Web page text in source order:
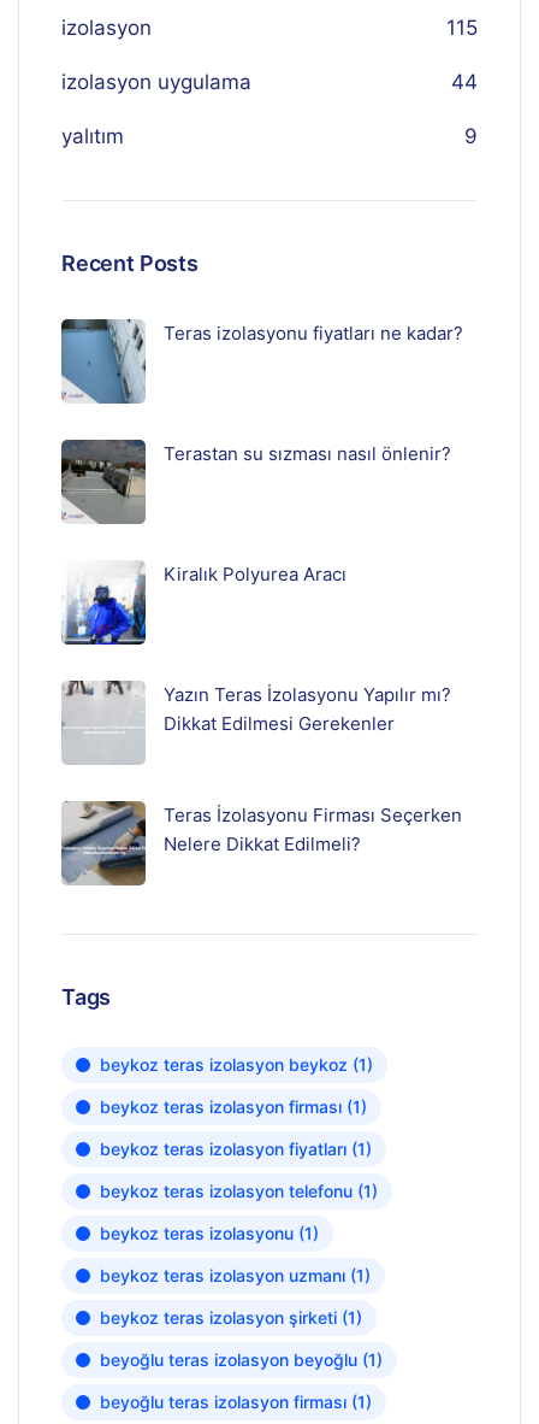
izolasyon 115
izolasyon uygulama 44
yalıtım 9
Recent Posts
Teras izolasyonu fiyatları ne kadar?
Terastan su sızması nasıl önlenir?
Kiralık Polyurea Aracı
Yazın Teras İzolasyonu Yapılır mı?
Dikkat Edilmesi Gerekenler
Teras İzolasyonu Firması Seçerken
Nelere Dikkat Edilmeli?
Tags
beykoz teras izolasyon beykoz (1)
beykoz teras izolasyon firması (1)
beykoz teras izolasyon fiyatları (1)
beykoz teras izolasyon telefonu (1)
beykoz teras izolasyonu (1)
beykoz teras izolasyon uzmanı (1)
beykoz teras izolasyon şirketi (1)
beyoğlu teras izolasyon beyoğlu (1)
beyoğlu teras izolasyon firması (1)